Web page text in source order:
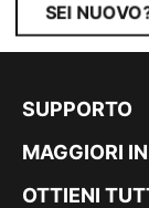
SEI
SUPPORTO
MAGGIORI
OTTIENI